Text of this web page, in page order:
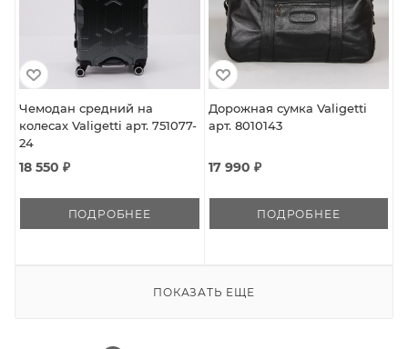
Чемодан средний на
колесах Valigetti арт. 751077-
24
18 550 ₽
ПОДРОБНЕЕ
Дорожная сумка Valigetti
арт. 8010143
17 990 ₽
ПОДРОБНЕЕ
ПОКАЗАТЬ ЕЩЕ